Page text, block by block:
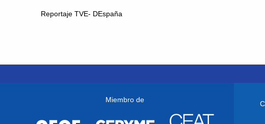
Reportaje TVE- DEspaña
Miembro de